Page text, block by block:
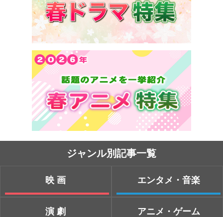
ジャンル別記事一覧
映画
演劇
エンタメ・音楽
アニメ・ゲーム